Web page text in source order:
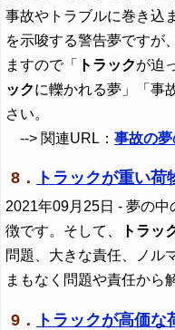
事故やトラブルに巻き込
を示唆する警告夢ですが
ますので「
トラックが迫
ックに轢かれる夢」「事
さい。
--> 関連URL：事故の
8． トラックが重い荷
2021年09月25日 - 夢の中
徴です。そして、
トラッ
問題、大きな責任、ノル
まもなく問題や責任から
9． トラックが高価な